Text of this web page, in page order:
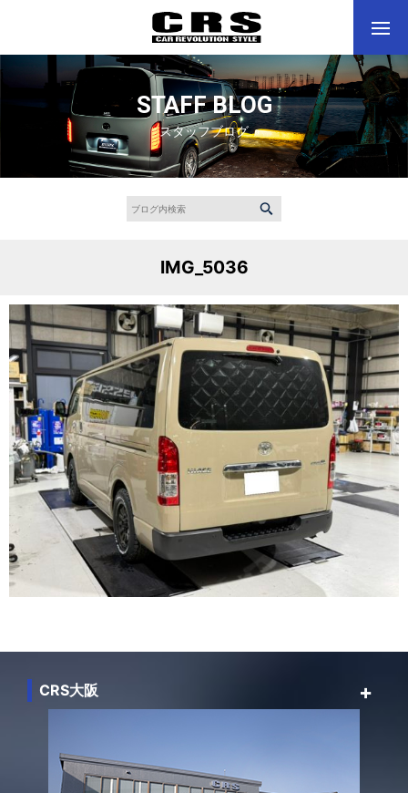
STAFF BLOG
スタッフブログ
IMG_5036
CRS大阪